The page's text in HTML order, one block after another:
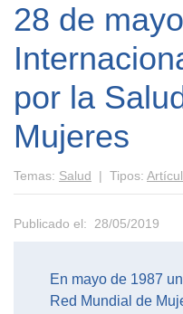
28 de
por la
Mujeres
Temas: Salud | Tipos:
Publicado el: 28/05/2019
En mayo de 1987
Red Mundial de